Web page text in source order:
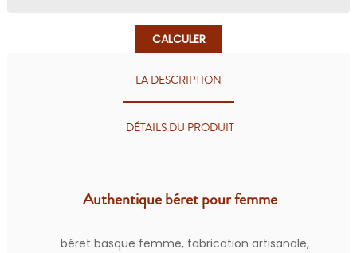
CALCULER
LA DESCRIPTION
DÉTAILS DU PRODUIT
Authentique béret pour femme
béret basque femme, fabrication artisanale,